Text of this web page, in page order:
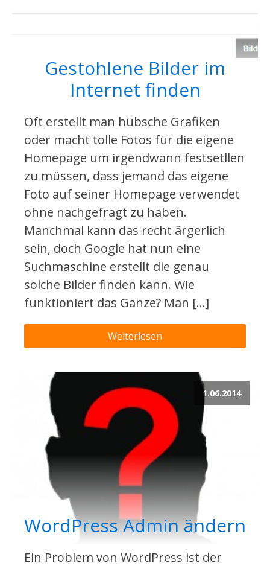
Gestohlene Bilder im
Internet finden
Oft erstellt man hübsche Grafiken
oder macht tolle Fotos für die eigene
Homepage um irgendwann festsetllen
zu müssen, dass jemand das eigene
Foto auf seiner Homepage verwendet
ohne nachgefragt zu haben.
Manchmal kann das recht ärgerlich
sein, doch Google hat nun eine
Suchmaschine erstellt die genau
solche Bilder finden kann. Wie
funktioniert das Ganze? Man […]
Weiterlesen
1.06.2014
WordPress Admin ändern
Ein Problem von WordPress ist der